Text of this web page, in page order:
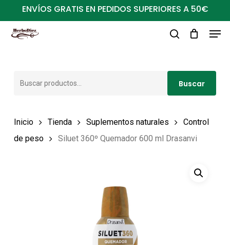
al
contenido
ENVÍOS GRATIS EN PEDIDOS SUPERIORES A 50€
Buscar
Inicio Tienda Suplementos naturales
Control
de peso
Siluet 360º Quemador 600 ml Drasanvi
Close